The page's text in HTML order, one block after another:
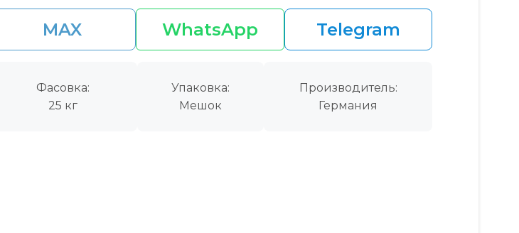
MAX WhatsApp Telegram
Фасовка:
25 кг
Упаковка:
Мешок
Производитель:
Германия